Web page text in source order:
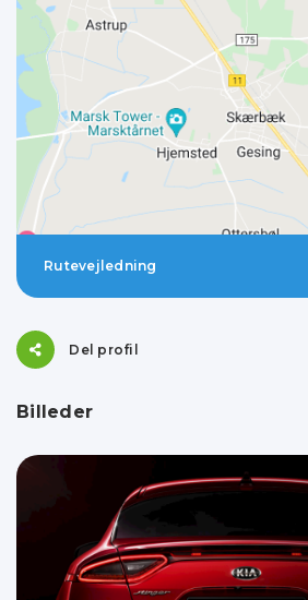
Rutevejledning
Del profil
Billeder